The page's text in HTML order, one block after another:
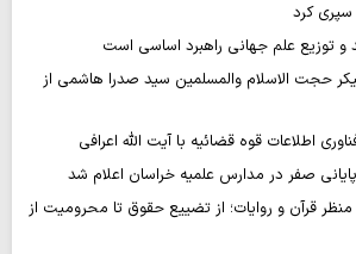
کرد
و توزیع علم جهانی راهبرد اساسی است
حجت ‌الاسلام والمسلمین سید صدرا هاشمی از
اطلاعات قوه قضائیه با آیت الله اعرافی
صفر در مدارس علمیه خراسان اعلام شد
منظر قرآن و روایات؛ از تضییع حقوق تا محرومیت از